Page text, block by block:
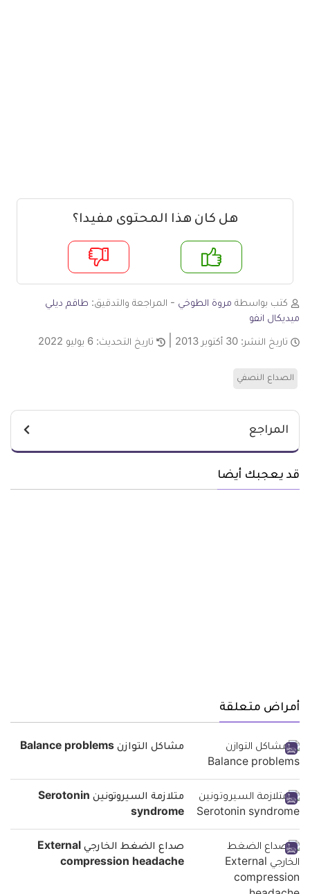
هل كان هذا المحتوى مفيدا؟
لا
كتب بواسطة مروة الطوخي - المراجعة والتدقيق: طاقم ديلي
ميديكال انفو
تاريخ النشر: 30 أكتوبر 2013 تاريخ التحديث: 6 يوليو 2022
الصداع النصفي
المراجع
قد يعجبك أيضا
أمراض متعلقة
مشاكل التوازن Balance problems
متلازمة السيروتونين Serotonin
syndrome
صداع الضغط الخارجي External
compression headache